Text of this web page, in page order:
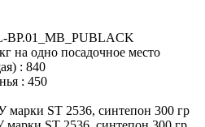
BP.01_MB_PUBLACK
на одно посадочное место
: 840
: 450
ST 2536, синтепон 300 гр